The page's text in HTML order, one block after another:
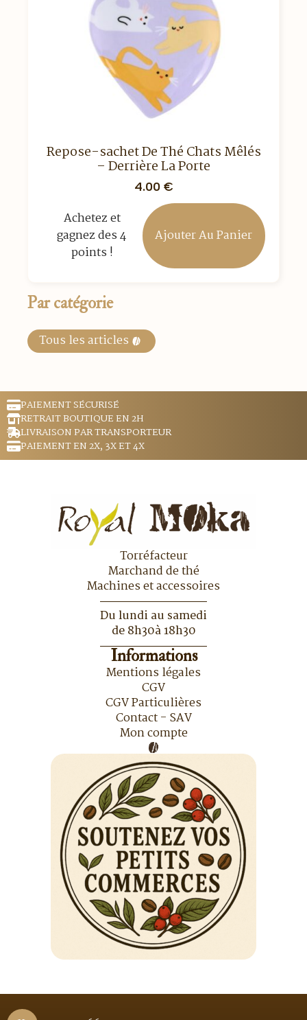
Repose-sachet De Thé Chats Mêlés
– Derrière La Porte
4.00 €
Achetez et
gagnez des 4
points !
Ajouter Au Panier
Par catégorie
Tous les articles
PAIEMENT SÉCURISÉ
RETRAIT BOUTIQUE EN 2H
LIVRAISON PAR TRANSPORTEUR
PAIEMENT EN 2X, 3X ET 4X
Torréfacteur
Marchand de thé
Machines et accessoires
Du lundi au samedi
de 8h30à 18h30
Informations
Mentions légales
CGV
CGV Particulières
Contact - SAV
Mon compte